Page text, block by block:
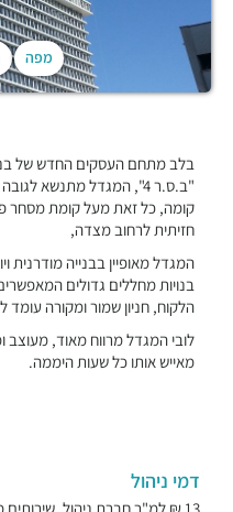
מפה
קומה, כל זאת מעל קומת מסחר
חזיתית לרחוב מצדה,
המגדל מאופיין בבנייה מודרנית
בנויות מחללים גדולים
הלקוח, חניון שמור ומקורה עומד
לובי המגדל מרווח מאוד,
מאייש אותו כל שעות היממה.
דמי ניהול